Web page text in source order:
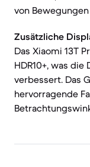
von
Zusätzliche
Das Xiaomi 13T
HDR10+, was
verbessert. Das
hervorragende